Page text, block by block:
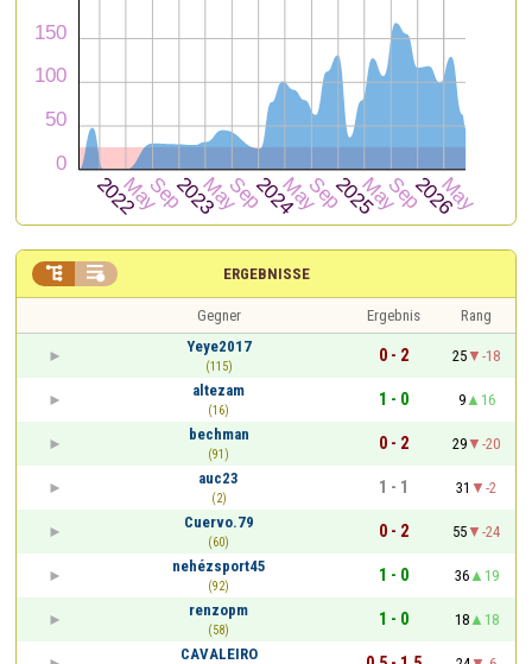
ERGEBNISSE
 
Gegner Ergebnis
Rang
Yeye2017
(115)
0 - 2 25
-18
altezam
(16)
1 - 0 9
16
bechman
(91)
0 - 2 29
-20
auc23
(2)
1 - 1 31
-2
Cuervo.79
(60)
0 - 2 55
-24
nehézsport45
(92)
1 - 0 36
19
renzopm
(58)
1 - 0 18
18
CAVALEIRO